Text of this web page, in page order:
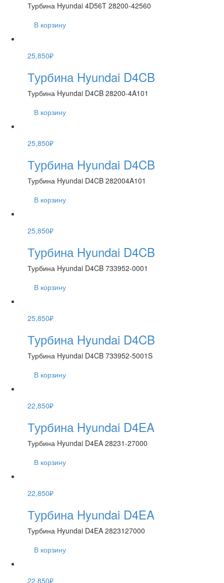
Турбина Hyundai 4D56T 28200-42560
В корзину
25,850₽
Турбина Hyundai D4CB
Турбина Hyundai D4CB 28200-4A101
В корзину
25,850₽
Турбина Hyundai D4CB
Турбина Hyundai D4CB 282004A101
В корзину
25,850₽
Турбина Hyundai D4CB
Турбина Hyundai D4CB 733952-0001
В корзину
25,850₽
Турбина Hyundai D4CB
Турбина Hyundai D4CB 733952-5001S
В корзину
22,850₽
Турбина Hyundai D4EA
Турбина Hyundai D4EA 28231-27000
В корзину
22,850₽
Турбина Hyundai D4EA
Турбина Hyundai D4EA 2823127000
В корзину
22,850₽